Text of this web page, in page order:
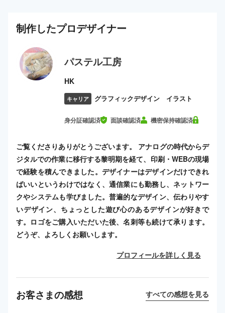
制作したプロデザイナー
パステル工房
HK
キャリア グラフィックデザイン イラスト
身分証確認済 面談確認済 機密保持確認済
ご覧くださりありがとうございます。 アナログの時代からデ
ジタルでの作業に移行する黎明期を経て、印刷・WEBの現場
で経験を積んできました。デザイナーはデザインだけできれ
ばいいというわけではなく、通信業にも勤務し、ネットワー
クやシステムも学びました。普遍的なデザイン、伝わりやす
いデザイン、ちょっとした遊び心のあるデザインが好きで
す。ロゴをご購入いただいた後、名刺等も続けて承ります。
どうぞ、よろしくお願いします。
プロフィールを詳しく見る
お客さまの感想 すべての感想を見る